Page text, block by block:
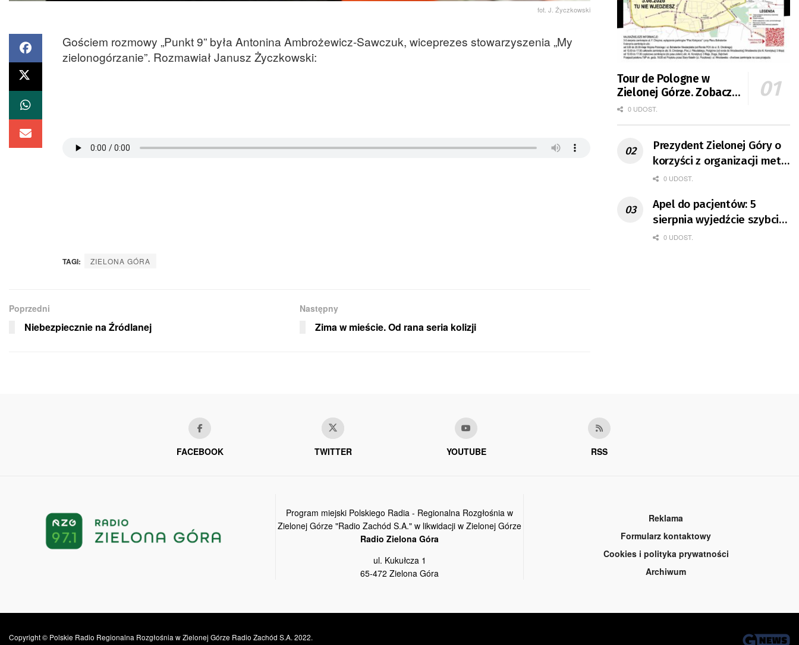
fot. J. Życzkowski
Gościem rozmowy „Punkt 9” była Antonina Ambrożewicz-Sawczuk, wiceprezes stowarzyszenia „My
zielonogórzanie”. Rozmawiał Janusz Życzkowski:
TAGI: ZIELONA GÓRA
Poprzedni
Niebezpiecznie na Źródlanej
Następny
Zima w mieście. Od rana seria kolizji
Tour de Pologne w
Zielonej Górze. Zobacz
zmiany w organizacji
0 UDOST.
Prezydent Zielonej Góry o
korzyści z organizacji mety
Tour de Pologne
0 UDOST.
Apel do pacjentów: 5
sierpnia wyjedźcie szybciej
z domów
0 UDOST.
FACEBOOK TWITTER YOUTUBE RSS
Program miejski Polskiego Radia - Regionalna Rozgłośnia w
Zielonej Górze "Radio Zachód S.A." w likwidacji w Zielonej Górze
Radio Zielona Góra
ul. Kukułcza 1
65-472 Zielona Góra
Reklama
Formularz kontaktowy
Cookies i polityka prywatności
Archiwum
Copyright © Polskie Radio Regionalna Rozgłośnia w Zielonej Górze Radio Zachód S.A. 2022.